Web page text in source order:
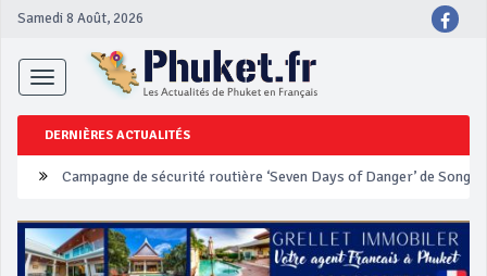
Samedi 8 Août, 2026
Toggle
navigation
DERNIÈRES ACTUALITÉS
Un touriste français blessé en se faisant arracher son collier en
Phuket Peranakan Festival
‘Phuket Eye’ assurera la sécurité pendant Songkran